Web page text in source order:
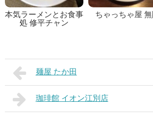
本気ラーメンとお食事
処 修平チャン
ちゃっちゃ屋
麺屋 たか田
珈琲館 イオン江別店